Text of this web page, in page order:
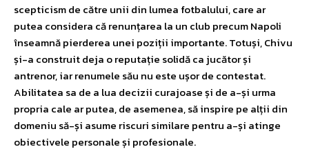
scepticism de către unii din lumea fotbalului, care ar
putea considera că renunțarea la un club precum Napoli
înseamnă pierderea unei poziții importante. Totuși, Chivu
și-a construit deja o reputație solidă ca jucător și
antrenor, iar renumele său nu este ușor de contestat.
Abilitatea sa de a lua decizii curajoase și de a-și urma
propria cale ar putea, de asemenea, să inspire pe alții din
domeniu să-și asume riscuri similare pentru a-și atinge
obiectivele personale și profesionale.